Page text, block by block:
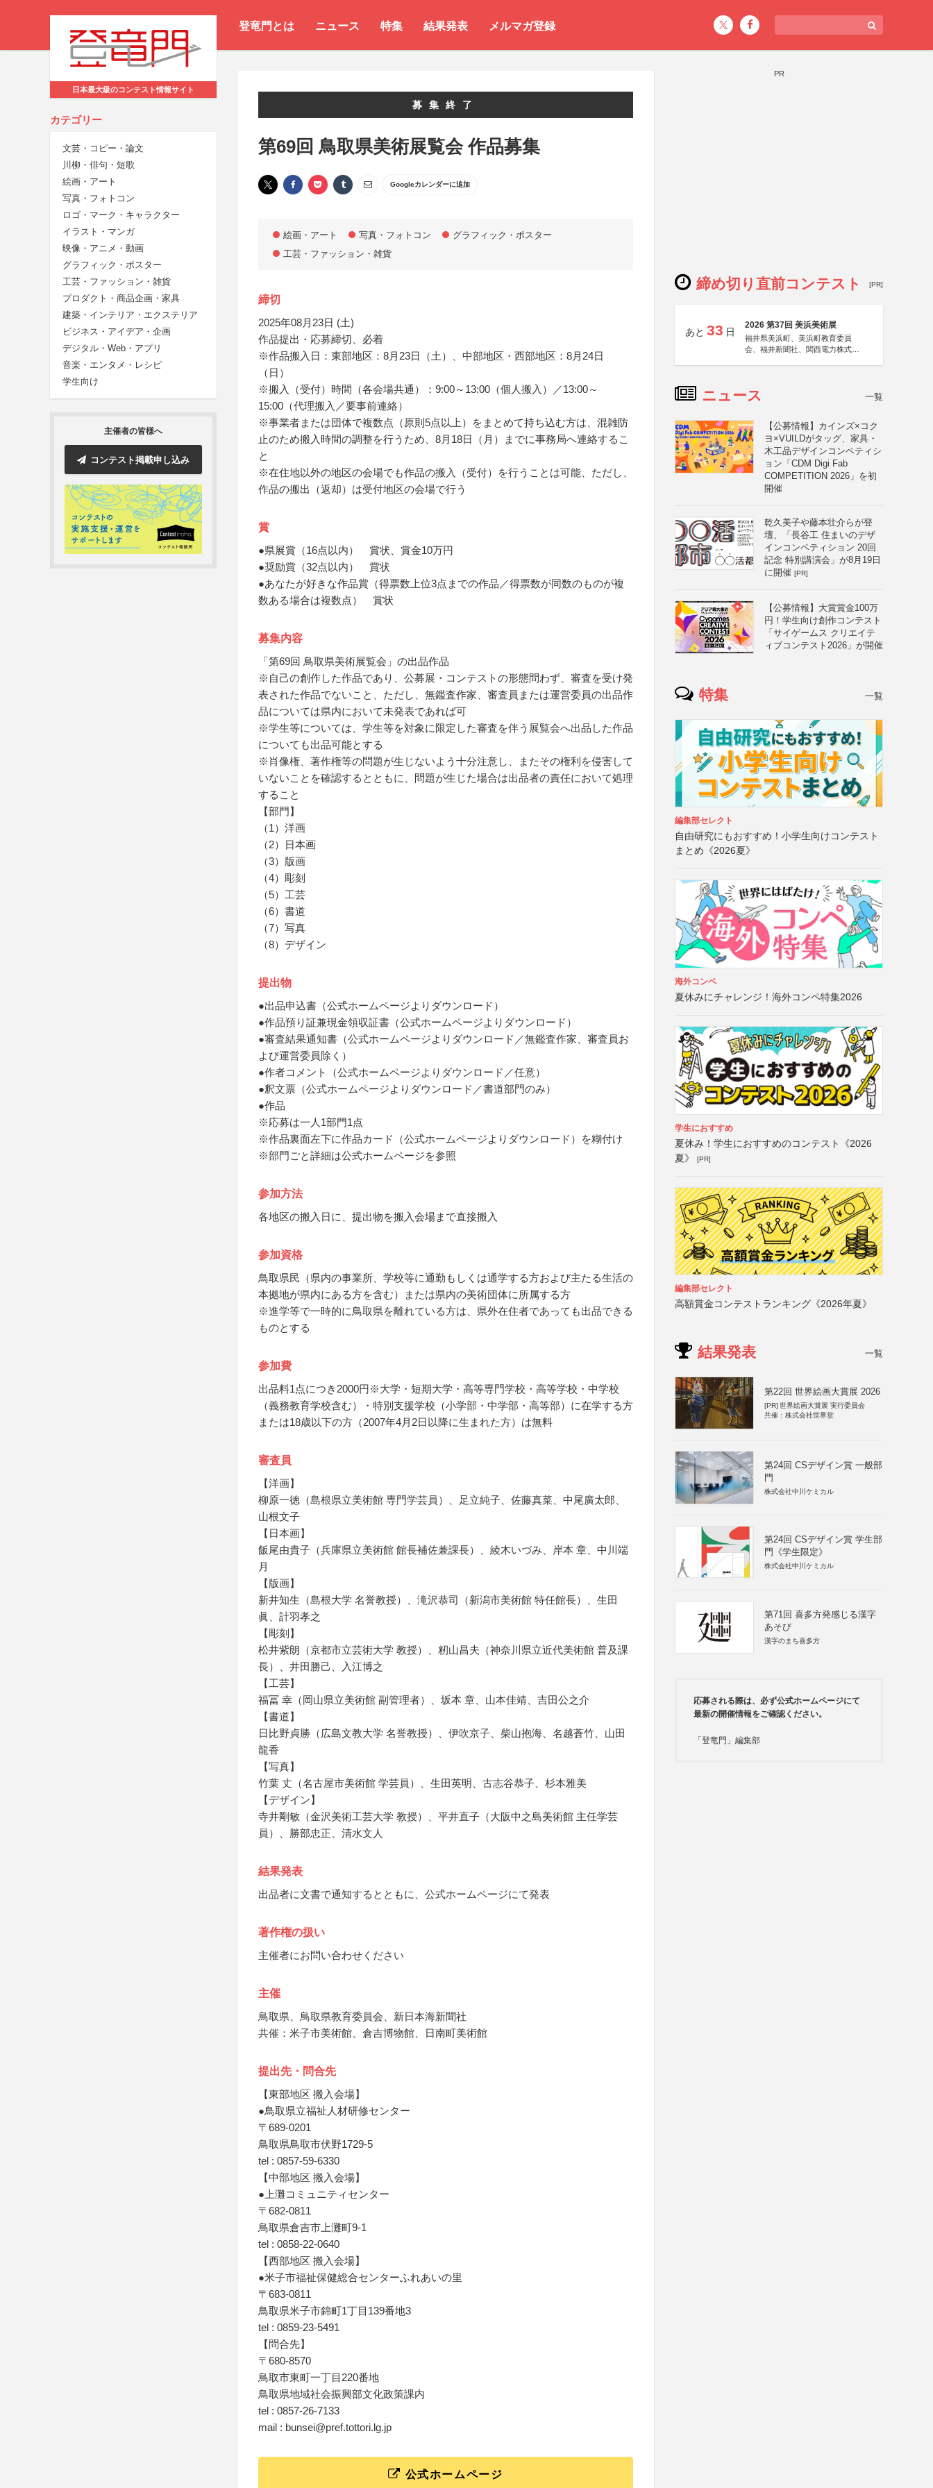
登竜門とは ニュース 特集 結果発表 メルマガ登録
日本最大級のコンテスト情報サイト
カテゴリー
文芸・コピー・論文
川柳・俳句・短歌
絵画・アート
写真・フォトコン
ロゴ・マーク・キャラクター
イラスト・マンガ
映像・アニメ・動画
グラフィック・ポスター
工芸・ファッション・雑貨
プロダクト・商品企画・家具
建築・インテリア・エクステリア
ビジネス・アイデア・企画
デジタル・Web・アプリ
音楽・エンタメ・レシピ
学生向け
主催者の皆様へ
コンテスト掲載申し込み
募集終了
第69回 鳥取県美術展覧会 作品募集
Googleカレンダーに追加
絵画・アート 写真・フォトコン
グラフィック・ポスター
工芸・ファッション・雑貨
締切
2025年08月23日 (土)
作品提出・応募締切、必着
※作品搬入日：東部地区：8月23日（土）、中部地区・西部地区：8月24日
（日）
※搬入（受付）時間（各会場共通）：9:00～13:00（個人搬入）／13:00～
15:00（代理搬入／要事前連絡）
※事業者または団体で複数点（原則5点以上）をまとめて持ち込む方は、混雑防
止のため搬入時間の調整を行うため、8月18日（月）までに事務局へ連絡するこ
と
※在住地以外の地区の会場でも作品の搬入（受付）を行うことは可能、ただし、
作品の搬出（返却）は受付地区の会場で行う
賞
●県展賞（16点以内） 賞状、賞金10万円
●奨励賞（32点以内） 賞状
●あなたが好きな作品賞（得票数上位3点までの作品／得票数が同数のものが複
数ある場合は複数点） 賞状
募集内容
「第69回 鳥取県美術展覧会」の出品作品
※自己の創作した作品であり、公募展・コンテストの形態問わず、審査を受け発
表された作品でないこと、ただし、無鑑査作家、審査員または運営委員の出品作
品については県内において未発表であれば可
※学生等については、学生等を対象に限定した審査を伴う展覧会へ出品した作品
についても出品可能とする
※肖像権、著作権等の問題が生じないよう十分注意し、またその権利を侵害して
いないことを確認するとともに、問題が生じた場合は出品者の責任において処理
すること
【部門】
（1）洋画
（2）日本画
（3）版画
（4）彫刻
（5）工芸
（6）書道
（7）写真
（8）デザイン
提出物
●出品申込書（公式ホームページよりダウンロード）
●作品預り証兼現金領収証書（公式ホームページよりダウンロード）
●審査結果通知書（公式ホームページよりダウンロード／無鑑査作家、審査員お
よび運営委員除く）
●作者コメント（公式ホームページよりダウンロード／任意）
●釈文票（公式ホームページよりダウンロード／書道部門のみ）
●作品
※応募は一人1部門1点
※作品裏面左下に作品カード（公式ホームページよりダウンロード）を糊付け
※部門ごと詳細は公式ホームページを参照
参加方法
各地区の搬入日に、提出物を搬入会場まで直接搬入
参加資格
鳥取県民（県内の事業所、学校等に通勤もしくは通学する方および主たる生活の
本拠地が県内にある方を含む）または県内の美術団体に所属する方
※進学等で一時的に鳥取県を離れている方は、県外在住者であっても出品できる
ものとする
参加費
出品料1点につき2000円※大学・短期大学・高等専門学校・高等学校・中学校
（義務教育学校含む）・特別支援学校（小学部・中学部・高等部）に在学する方
または18歳以下の方（2007年4月2日以降に生まれた方）は無料
審査員
【洋画】
柳原一徳（島根県立美術館 専門学芸員）、足立純子、佐藤真菜、中尾廣太郎、
山根文子
【日本画】
飯尾由貴子（兵庫県立美術館 館長補佐兼課長）、綾木いづみ、岸本 章、中川端
月
【版画】
新井知生（島根大学 名誉教授）、滝沢恭司（新潟市美術館 特任館長）、生田
眞、計羽孝之
【彫刻】
松井紫朗（京都市立芸術大学 教授）、籾山昌夫（神奈川県立近代美術館 普及課
長）、井田勝己、入江博之
【工芸】
福冨 幸（岡山県立美術館 副管理者）、坂本 章、山本佳靖、吉田公之介
【書道】
日比野貞勝（広島文教大学 名誉教授）、伊吹京子、柴山抱海、名越蒼竹、山田
龍香
【写真】
竹葉 丈（名古屋市美術館 学芸員）、生田英明、古志谷恭子、杉本雅美
【デザイン】
寺井剛敏（金沢美術工芸大学 教授）、平井直子（大阪中之島美術館 主任学芸
員）、勝部忠正、清水文人
結果発表
出品者に文書で通知するとともに、公式ホームページにて発表
著作権の扱い
主催者にお問い合わせください
主催
鳥取県、鳥取県教育委員会、新日本海新聞社
共催：米子市美術館、倉吉博物館、日南町美術館
提出先・問合先
【東部地区 搬入会場】
●鳥取県立福祉人材研修センター
〒689-0201
鳥取県鳥取市伏野1729-5
tel : 0857-59-6330
【中部地区 搬入会場】
●上灘コミュニティセンター
〒682-0811
鳥取県倉吉市上灘町9-1
tel : 0858-22-0640
【西部地区 搬入会場】
●米子市福祉保健総合センターふれあいの里
〒683-0811
鳥取県米子市錦町1丁目139番地3
tel : 0859-23-5491
【問合先】
〒680-8570
鳥取市東町一丁目220番地
鳥取県地域社会振興部文化政策課内
tel : 0857-26-7133
mail : bunsei@pref.tottori.lg.jp
公式ホームページ
PR
締め切り直前コンテスト [PR]
あと 33 日
2026 第37回 美浜美術展
福井県美浜町、美浜町教育委員
会、福井新聞社、関西電力株式会
ニュース 一覧
【公募情報】カインズ×コク
ヨ×VUILDがタッグ、家具・
木工品デザインコンペティシ
ョン「CDM Digi Fab
COMPETITION 2026」を初
開催
乾久美子や藤本壮介らが登
壇、「長谷工 住まいのデザ
インコンペティション 20回
記念 特別講演会」が8月19日
に開催 [PR]
【公募情報】大賞賞金100万
円！学生向け創作コンテスト
「サイゲームス クリエイテ
ィブコンテスト2026」が開催
特集 一覧
編集部セレクト
自由研究にもおすすめ！小学生向けコンテスト
まとめ《2026夏》
海外コンペ
夏休みにチャレンジ！海外コンペ特集2026
学生におすすめ
夏休み！学生におすすめのコンテスト《2026
夏》
[PR]
編集部セレクト
高額賞金コンテストランキング《2026年夏》
結果発表 一覧
第22回 世界絵画大賞展 2026
[PR] 世界絵画大賞展 実行委員会
共催：株式会社世界堂
第24回 CSデザイン賞 一般部
門
株式会社中川ケミカル
第24回 CSデザイン賞 学生部
門《学生限定》
株式会社中川ケミカル
第71回 喜多方発感じる漢字
あそび
漢字のまち喜多方
応募される際は、必ず公式ホームページにて
最新の開催情報をご確認ください。
「登竜門」編集部